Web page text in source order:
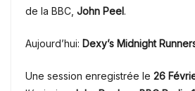
de la BBC, John Peel.
Aujourd’hui: Dexy’s Midnight
Une session enregistrée le 26